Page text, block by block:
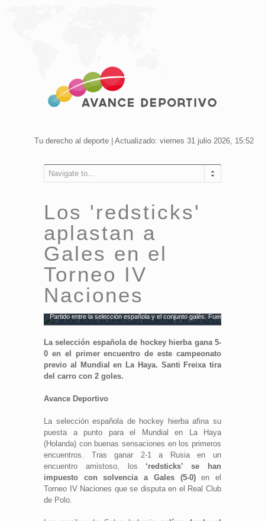
Tu derecho al deporte | Actualizado: viernes 31 julio 2026, 15:52
Navigate to...
Los 'redsticks'
aplastan a
Gales en el
Torneo IV
Naciones
Partido entre la selección española y el conjunto galés. Fuente: RFEH
La selección española de hockey hierba gana 5-
0 en el primer encuentro de este campeonato
previo al Mundial en La Haya. Santi Freixa tira
del carro con 2 goles.
Avance Deportivo
La selección española de hockey hierba afina su
puesta a punto para el Mundial en La Haya
(Holanda) con buenas sensaciones en los primeros
encuentros. Tras ganar 2-1 a Rusia en un
encuentro amistoso, los ‘redsticks’ se han
impuesto con solvencia a Gales (5-0)en el
Torneo IV Naciones que se disputa en el Real Club
de Polo.